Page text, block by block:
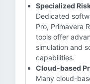
Specialized
Dedicated
Pro, Primavera
tools offer
simulation and
capabilities.
Cloud-based
Many cloud-